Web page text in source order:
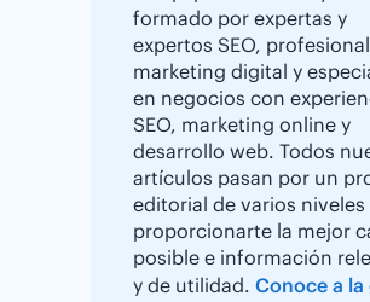
formado por expertas y
expertos SEO,
marketing digital y
en negocios con
SEO, marketing online y
desarrollo web. Todos
artículos pasan por un
editorial de varios niveles
proporcionarte la mejor
posible e información
y de utilidad. Conoce a la